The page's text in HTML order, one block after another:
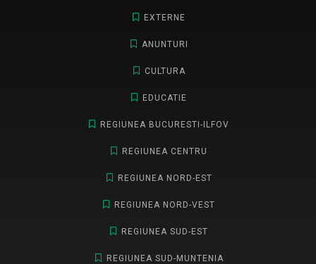
EXTERNE
ANUNTURI
CULTURA
EDUCATIE
REGIUNEA BUCURESTI-ILFOV
REGIUNEA CENTRU
REGIUNEA NORD-EST
REGIUNEA NORD-VEST
REGIUNEA SUD-EST
REGIUNEA SUD-MUNTENIA